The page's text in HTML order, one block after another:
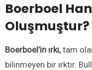
Boerboel
Oluşmuştur?
Boerboel’in ırkı,tam
bilinmeyen bir ırktır.